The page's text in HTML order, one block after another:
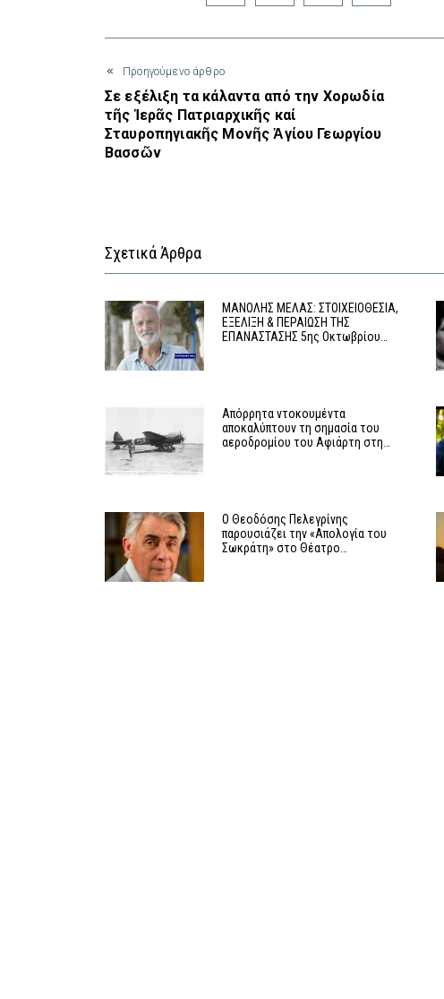
Προηγούμενο άρθρο
Σε εξέλιξη τα κάλαντα από την Χορωδία
τῆς Ἱερᾶς Πατριαρχικῆς καί
Σταυροπηγιακῆς Μονῆς Ἁγίου Γεωργίου
Βασσῶν
Σχετικά Άρθρα
MΑΝΟΛΗΣ ΜΕΛΑΣ: ΣΤΟΙΧΕΙΟΘΕΣΙΑ,
ΕΞΕΛΙΞΗ & ΠΕΡΑΙΩΣΗ ΤΗΣ
ΕΠΑΝΑΣΤΑΣΗΣ 5ης Οκτωβρίου…
Απόρρητα ντοκουμέντα
αποκαλύπτουν τη σημασία του
αεροδρομίου του Αφιάρτη στη…
Ο Θεοδόσης Πελεγρίνης
παρουσιάζει την «Απολογία του
Σωκράτη» στο Θέατρο…